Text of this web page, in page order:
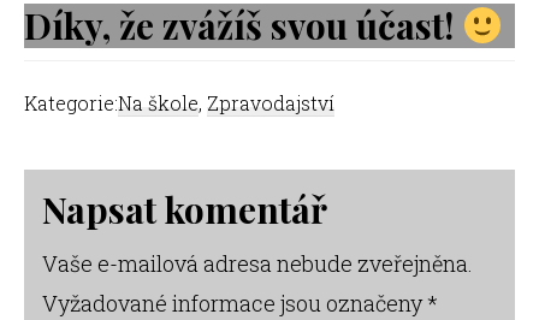
Díky, že zvážíš svou účast!
Kategorie:Na škole, Zpravodajství
Reader
Interactions
Napsat komentář
Vaše e-mailová adresa nebude zveřejněna.
Vyžadované informace jsou označeny*